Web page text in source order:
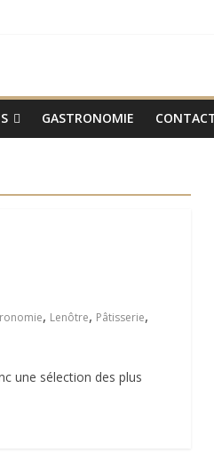
GASTRONOMIE
, Lenôtre, Pâtisserie,
une sélection des plus